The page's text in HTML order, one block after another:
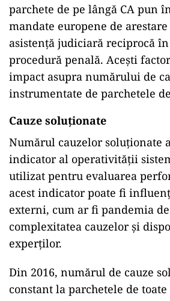
parchete de pe lângă CA pun
mandate europene de
asistență judiciară reciprocă
procedură penală. Acești
impact asupra numărului de
instrumentate de parchetele
Cauze soluționate
Numărul cauzelor soluționate
indicator al operativității
utilizat pentru evaluarea
acest indicator poate fi
externi, cum ar fi pandemia de
complexitatea cauzelor și
experților.
Din 2016, numărul de cauze
constant la parchetele de